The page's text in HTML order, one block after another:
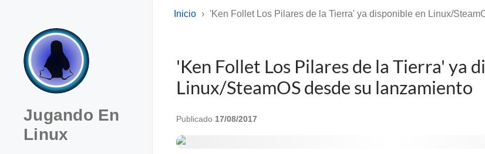
Jugando En
Linux
Inicio 'Ken Follet Los Pilares de la Tierra' ya disponible en Linux/
'Ken Follet Los Pilares de la Tierra' ya
Linux/SteamOS desde su lanzamiento
Publicado 17/08/2017